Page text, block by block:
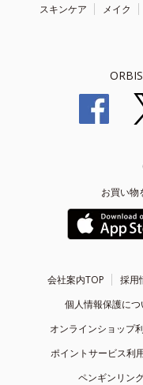
スキンケア メイク
お買い物
会社案内TOP 採用
個人情報保護につ
オンラインショップ
ポイントサービス利
ペンギンリン